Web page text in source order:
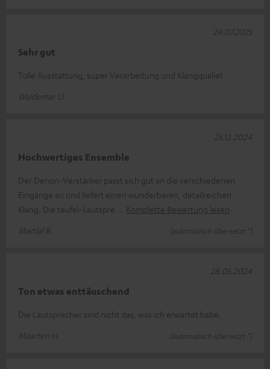
Sehr gut
Tolle Ausstattung, super Verarbeitung und Klangqualiet
Waldemar U.
24.07.2025
Hochwertiges Ensemble
Der Denon-Verstärker passt sich gut an die verschiedenen
Eingänge an und liefert einen wunderbaren, detailreichen
Klang. Die teufel-Lautspre
Komplette Bewertung lesen
Martial B.
(automatisch übersetzt *)
25.12.2024
Ton etwas enttäuschend
Die Lautsprecher sind nicht das, was ich erwartet habe.
Maarten H.
(automatisch übersetzt *)
28.05.2024